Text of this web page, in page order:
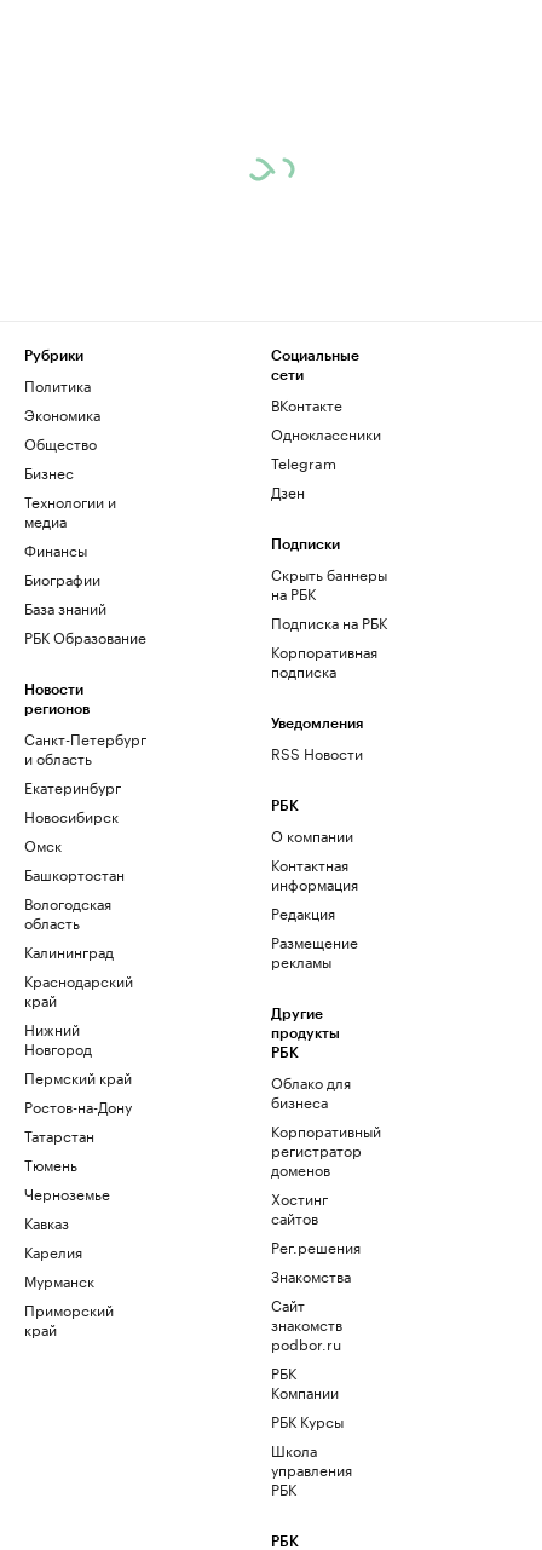
Рубрики
Политика
Экономика
Общество
Бизнес
Технологии и
медиа
Финансы
Биографии
База знаний
РБК Образование
Новости
регионов
Санкт-Петербург
и область
Екатеринбург
Новосибирск
Омск
Башкортостан
Вологодская
область
Калининград
Краснодарский
край
Нижний
Новгород
Пермский край
Ростов-на-Дону
Татарстан
Тюмень
Черноземье
Кавказ
Карелия
Мурманск
Приморский
край
Социальные
сети
ВКонтакте
Одноклассники
Telegram
Дзен
Подписки
Скрыть баннеры
на РБК
Подписка на РБК
Корпоративная
подписка
Уведомления
RSS Новости
РБК
О компании
Контактная
информация
Редакция
Размещение
рекламы
Другие
продукты
РБК
Облако для
бизнеса
Корпоративный
регистратор
доменов
Хостинг
сайтов
Рег.решения
Знакомства
Сайт
знакомств
podbor.ru
РБК
Компании
РБК Курсы
Школа
управления
РБК
РБК